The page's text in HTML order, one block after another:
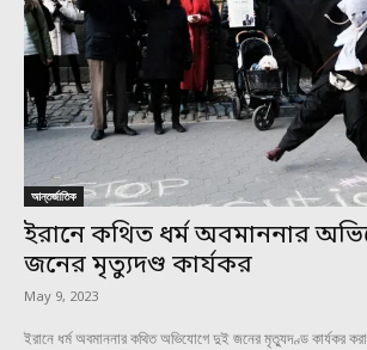
আন্তর্জাতিক
ইরানে কথিত ধর্ম অবমাননার
জনের মৃত্যুদণ্ড কার্যকর
May 9, 2023
ইরানে ধর্ম অবমাননার কথিত অভিযোগে দুই জনের মৃত্যুদণ্ড কার্যকর